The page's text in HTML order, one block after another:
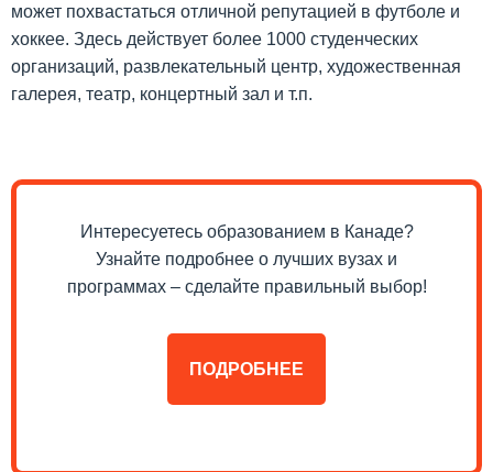
может похвастаться отличной репутацией в футболе и
хоккее. Здесь действует более 1000 студенческих
организаций, развлекательный центр, художественная
галерея, театр, концертный зал и т.п.
Интересуетесь образованием в Канаде?
Узнайте подробнее о лучших вузах и
программах – сделайте правильный выбор!
ПОДРОБНЕЕ